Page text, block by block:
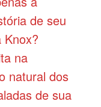
de seu
Knox?
na
natural dos
de sua